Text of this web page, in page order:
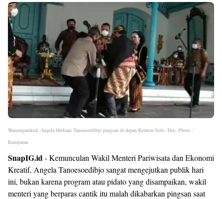
Wamenparekraf, Angela Herliani Tanoesoedibjo pingsan di depan Keraton Solo. Doc. Photo :
Kumparan
SnapIG.id- Kemunculan Wakil Menteri Pariwisata dan Ekonomi
Kreatif, Angela Tanoesoedibjo sangat mengejutkan publik hari
ini, bukan karena program atau pidato yang disampaikan, wakil
menteri yang berparas cantik itu malah dikabarkan pingsan saat